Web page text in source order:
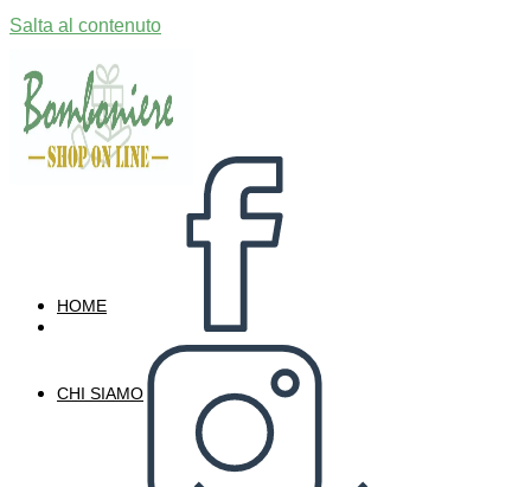
Salta al contenuto
HOME
CHI SIAMO